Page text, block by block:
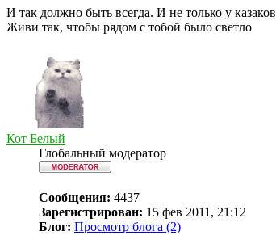
И так должно быть всегда. И не только у казаков
Живи так, чтобы рядом с тобой было светло
Кот Белый
Глобальный модератор
Сообщения: 4437
Зарегистрирован: 15 фев 2011, 21:12
Блог: Просмотр блога (2)